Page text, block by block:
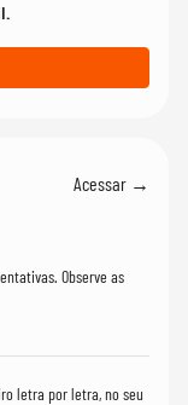
Acessar →
Observe as
letra por letra, no seu